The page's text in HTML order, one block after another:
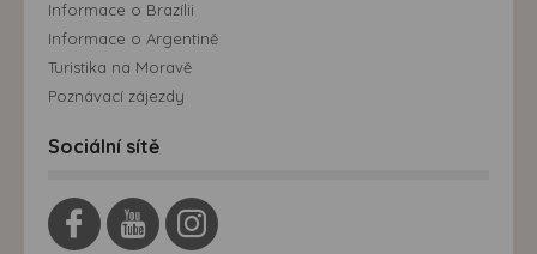
Informace o Brazílii
Informace o Argentině
Turistika na Moravě
Poznávací zájezdy
Sociální sítě